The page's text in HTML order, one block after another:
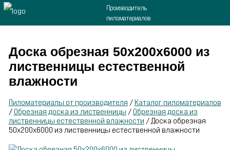
Производитель
пиломатериалов
Доска обрезная 50х200х6000 из
лиственницы естественной
влажности
Пиломатериалы от производителя / Каталог пиломатериалов
/ Обрезная доска из лиственницы / Обрезная доска из
лиственницы естественной влажности /Доска обрезная
50х200х6000 из лиственницы естественной влажности